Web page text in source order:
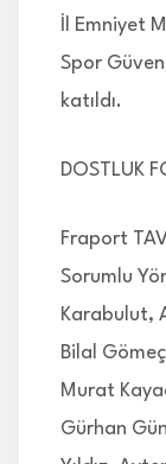
İl Emniyet
Spor
katıldı.
DOSTLUK
Fraport TAV
Sorumlu
Karabulut,
Bilal
Murat
Gürhan